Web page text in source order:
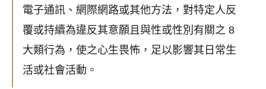
電子通訊、網際網路或其他方法，對特定人反
覆或持續為違反其意願且與性或性別有關之 8
大類行為，使之心生畏怖，足以影響其日常生
活或社會活動。